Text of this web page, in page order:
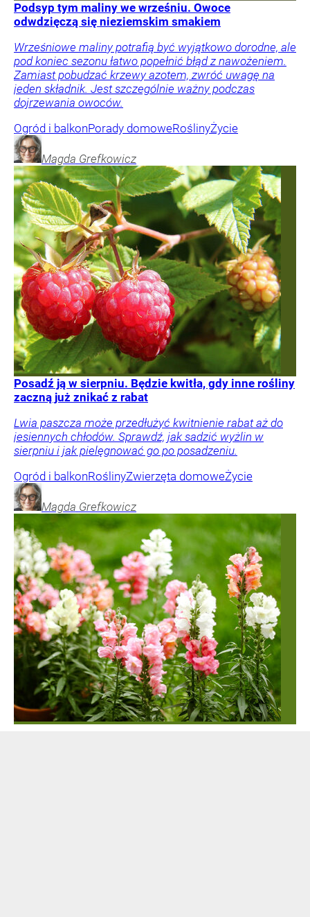
Podsyp tym maliny we wrześniu. Owoce
odwdzięczą się nieziemskim smakiem
Wrześniowe maliny potrafią być wyjątkowo dorodne, ale
pod koniec sezonu łatwo popełnić błąd z nawożeniem.
Zamiast pobudzać krzewy azotem, zwróć uwagę na
jeden składnik. Jest szczególnie ważny podczas
dojrzewania owoców.
Ogród i balkonPorady domoweRoślinyŻycie
Magda Grefkowicz
Posadź ją w sierpniu. Będzie kwitła, gdy inne rośliny
zaczną już znikać z rabat
Lwia paszcza może przedłużyć kwitnienie rabat aż do
jesiennych chłodów. Sprawdź, jak sadzić wyżlin w
sierpniu i jak pielęgnować go po posadzeniu.
Ogród i balkonRoślinyZwierzęta domoweŻycie
Magda Grefkowicz